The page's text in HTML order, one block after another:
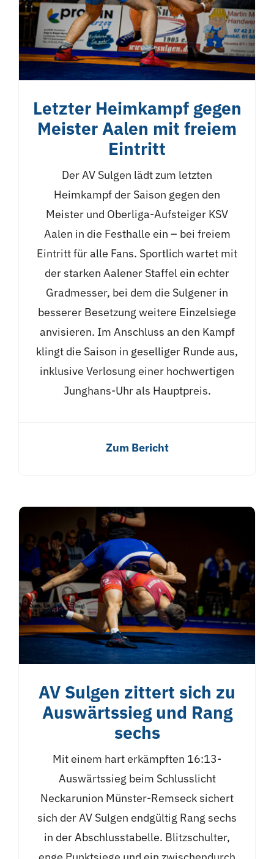
Letzter Heimkampf gegen
Meister Aalen mit freiem
Eintritt
Der AV Sulgen lädt zum letzten
Heimkampf der Saison gegen den
Meister und Oberliga-Aufsteiger KSV
Aalen in die Festhalle ein – bei freiem
Eintritt für alle Fans. Sportlich wartet mit
der starken Aalener Staffel ein echter
Gradmesser, bei dem die Sulgener in
besserer Besetzung weitere Einzelsiege
anvisieren. Im Anschluss an den Kampf
klingt die Saison in geselliger Runde aus,
inklusive Verlosung einer hochwertigen
Junghans-Uhr als Hauptpreis.
Zum Bericht
AV Sulgen zittert sich zu
Auswärtssieg und Rang
sechs
Mit einem hart erkämpften 16:13-
Auswärtssieg beim Schlusslicht
Neckarunion Münster-Remseck sichert
sich der AV Sulgen endgültig Rang sechs
in der Abschlusstabelle. Blitzschulter,